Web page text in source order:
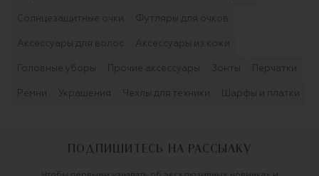
Солнцезащитные очки Футляры для очков
Аксессуары для волос Аксессуары из кожи
Головные уборы Прочие аксессуары Зонты Перчатки
Ремни Украшения Чехлы для техники Шарфы и платки
ПОДПИШИТЕСЬ НА РАССЫЛКУ